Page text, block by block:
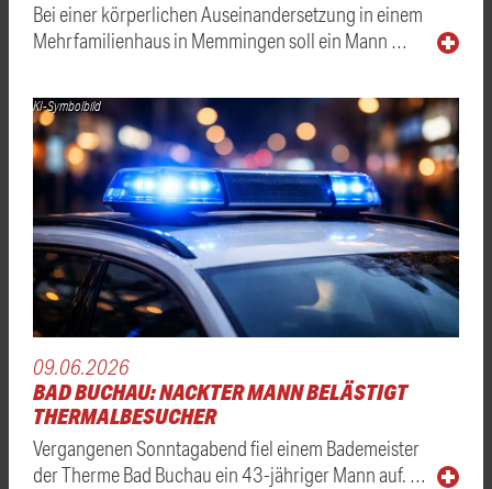
Bei einer körperlichen Auseinandersetzung in einem
Mehrfamilienhaus in Memmingen soll ein Mann …
KI-Symbolbild
09.06.2026
BAD BUCHAU: NACKTER MANN BELÄSTIGT
THERMALBESUCHER
Vergangenen Sonntagabend fiel einem Bademeister
der Therme Bad Buchau ein 43-jähriger Mann auf. …